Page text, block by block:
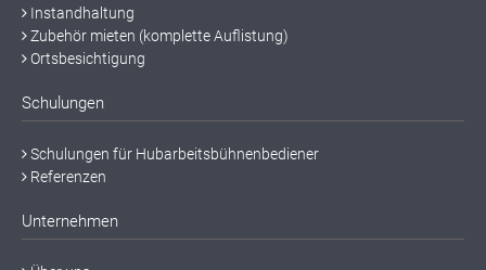
Instandhaltung
Zubehör mieten (komplette Auflistung)
Ortsbesichtigung
Schulungen
Schulungen für Hubarbeitsbühnenbediener
Referenzen
Unternehmen